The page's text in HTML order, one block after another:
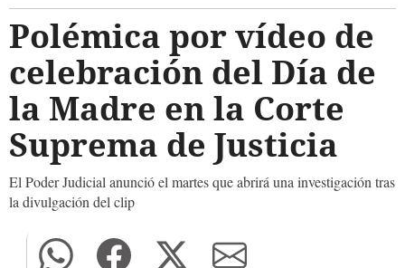
Polémica por vídeo de
celebración del Día de
la Madre en la Corte
Suprema de Justicia
El Poder Judicial anunció el martes que abrirá una investigación tras
la divulgación del clip